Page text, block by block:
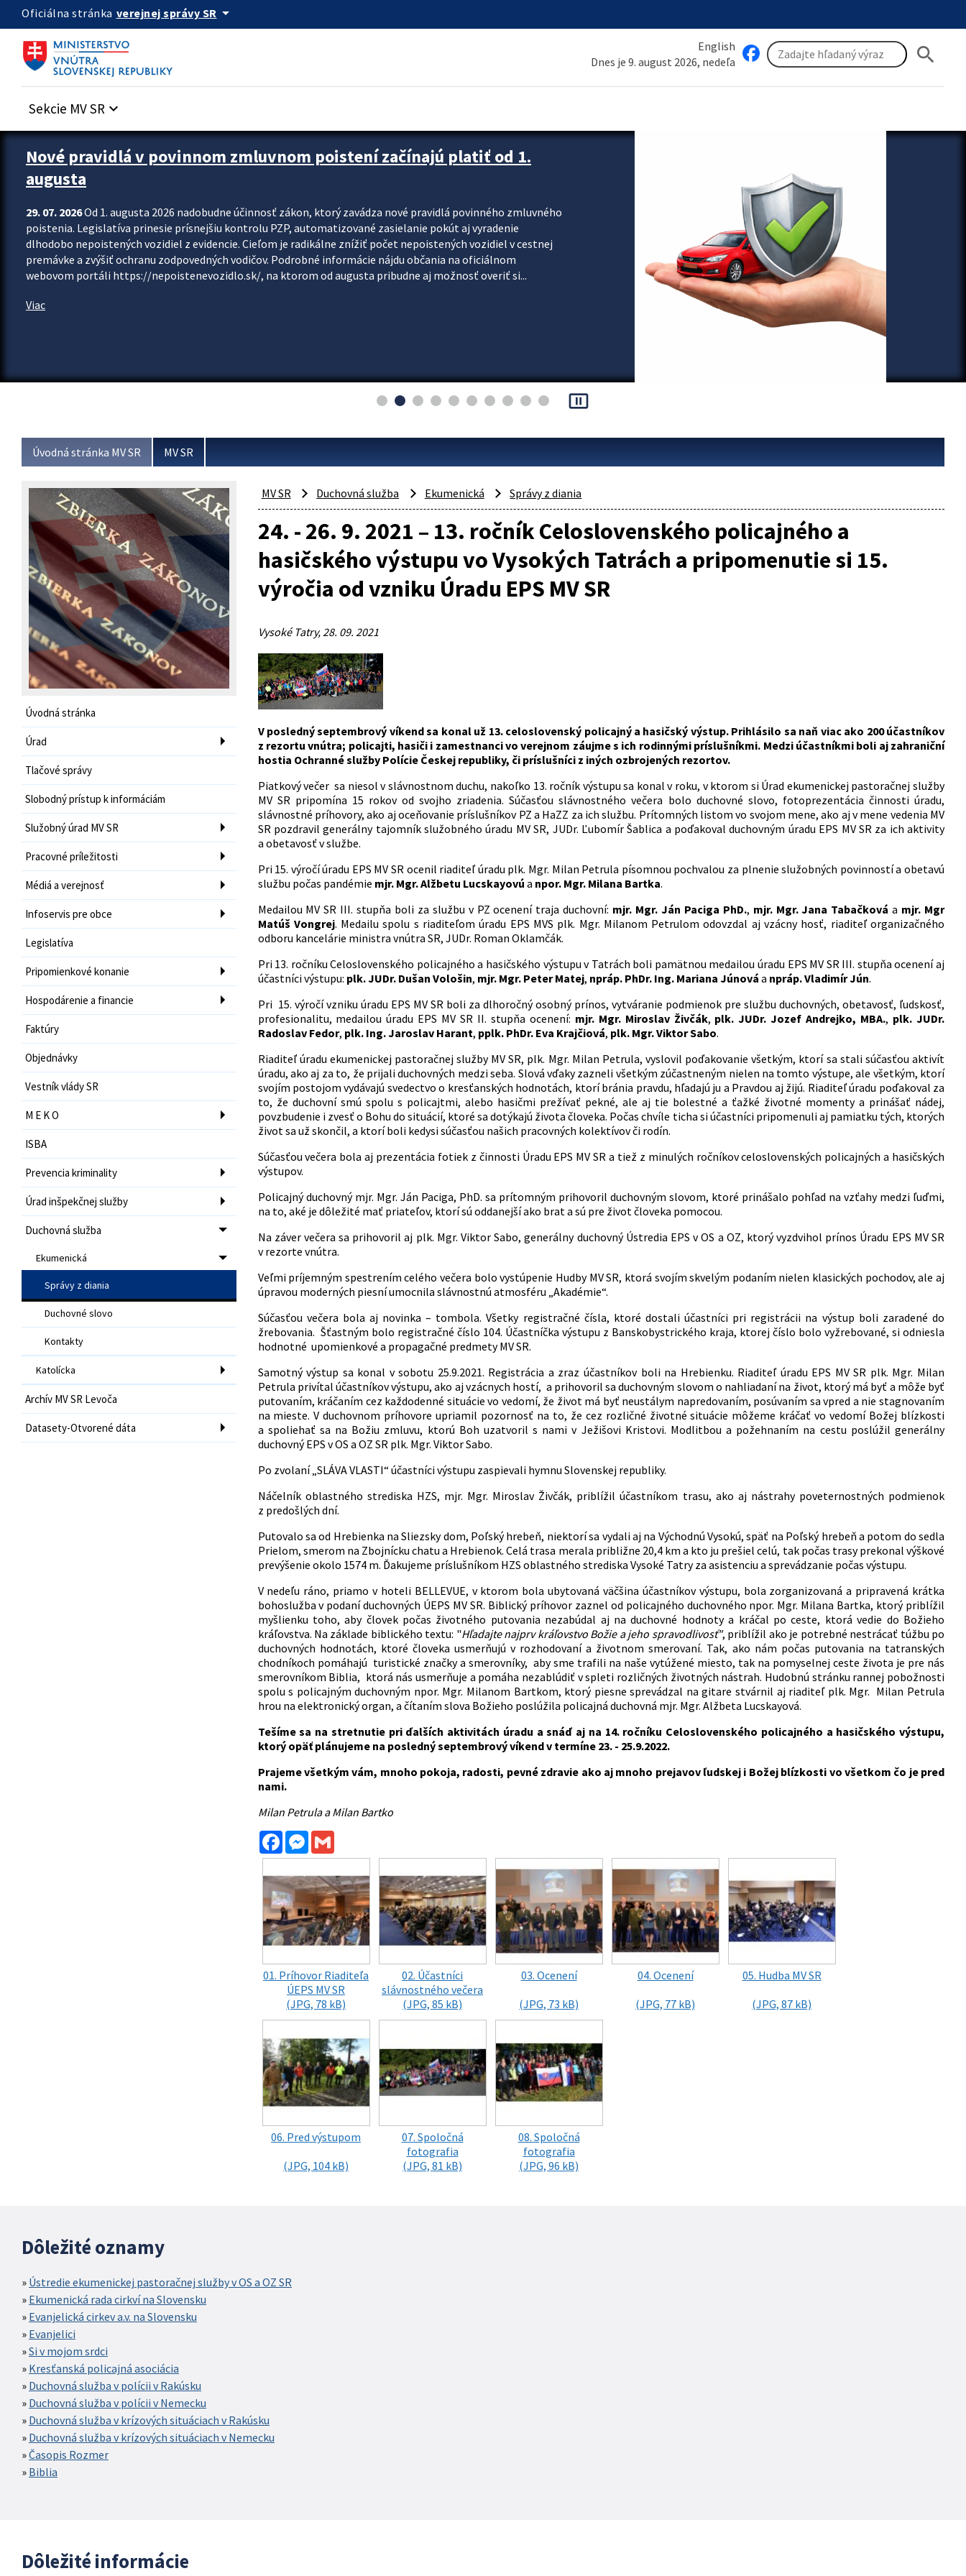
Preskocit na hlavný obsah
Oficiálna stránka verejnej správy SR arrow_drop_down
English
Dnes je 9. august 2026, nedeľa
search
Sekcie MV SR keyboard_arrow_down
Zastavit automatický posun upútavok
Nové pravidlá v povinnom zmluvnom poistení začínajú platiť od 1.
augusta
29. 07. 2026Od 1. augusta 2026 nadobudne účinnosť zákon, ktorý zavádza nové pravidlá povinného zmluvného
poistenia. Legislatíva prinesie prísnejšiu kontrolu PZP, automatizované zasielanie pokút aj vyradenie
dlhodobo nepoistených vozidiel z evidencie. Cieľom je radikálne znížiť počet nepoistených vozidiel v cestnej
premávke a zvýšiť ochranu zodpovedných vodičov. Podrobné informácie nájdu občania na oficiálnom
webovom portáli https://nepoistenevozidlo.sk/, na ktorom od augusta pribudne aj možnosť overiť si...
Viac
pause_presentation
Úvodná stránka MV SR MV SR
Úvodná stránka
Úrad
Tlačové správy
Slobodný prístup k informáciám
Služobný úrad MV SR
Pracovné príležitosti
Médiá a verejnosť
Infoservis pre obce
Legislatíva
Pripomienkové konanie
Hospodárenie a financie
Faktúry
Objednávky
Vestník vlády SR
M E K O
ISBA
Prevencia kriminality
Úrad inšpekčnej služby
Duchovná služba
Ekumenická
Správy z diania
Duchovné slovo
Kontakty
Katolícka
Archív MV SR Levoča
Datasety-Otvorené dáta
MV SR Duchovná služba Ekumenická Správy z diania
24. - 26. 9. 2021 – 13. ročník Celoslovenského policajného a
hasičského výstupu vo Vysokých Tatrách a pripomenutie si 15.
výročia od vzniku Úradu EPS MV SR
Vysoké Tatry, 28. 09. 2021
V posledný septembrový víkend sa konal už 13. celoslovenský policajný a hasičský výstup. Prihlásilo sa naň viac ako 200 účastníkov
z rezortu vnútra; policajti, hasiči i zamestnanci vo verejnom záujme s ich rodinnými príslušníkmi. Medzi účastníkmi boli aj zahraniční
hostia Ochranné služby Polície Českej republiky, či príslušníci z iných ozbrojených rezortov.
Piatkový večer sa niesol v slávnostnom duchu, nakoľko 13. ročník výstupu sa konal v roku, v ktorom si Úrad ekumenickej pastoračnej služby
MV SR pripomína 15 rokov od svojho zriadenia. Súčasťou slávnostného večera bolo duchovné slovo, fotoprezentácia činnosti úradu,
slávnostné príhovory, ako aj oceňovanie príslušníkov PZ a HaZZ za ich službu. Prítomných listom vo svojom mene, ako aj v mene vedenia MV
SR pozdravil generálny tajomník služobného úradu MV SR, JUDr. Ľubomír Šablica a poďakoval duchovným úradu EPS MV SR za ich aktivity
a obetavosť v službe.
Pri 15. výročí úradu EPS MV SR ocenil riaditeľ úradu plk. Mgr. Milan Petrula písomnou pochvalou za plnenie služobných povinností a obetavú
službu počas pandémie mjr. Mgr. Alžbetu Lucskayovú a npor. Mgr. Milana Bartka.
Medailou MV SR III. stupňa boli za službu v PZ ocenení traja duchovní: mjr. Mgr. Ján Paciga PhD., mjr. Mgr. Jana Tabačková a mjr. Mgr
Matúš Vongrej. Medailu spolu s riaditeľom úradu EPS MVS plk. Mgr. Milanom Petrulom odovzdal aj vzácny hosť, riaditeľ organizačného
odboru kancelárie ministra vnútra SR, JUDr. Roman Oklamčák.
Pri 13. ročníku Celoslovenského policajného a hasičského výstupu v Tatrách boli pamätnou medailou úradu EPS MV SR III. stupňa ocenení aj
účastníci výstupu: plk. JUDr. Dušan Vološin, mjr. Mgr. Peter Matej, npráp. PhDr. Ing. Mariana Júnová a npráp. Vladimír Jún.
Pri 15. výročí vzniku úradu EPS MV SR boli za dlhoročný osobný prínos, vytváranie podmienok pre službu duchovných, obetavosť, ľudskosť,
profesionalitu, medailou úradu EPS MV SR II. stupňa ocenení: mjr. Mgr. Miroslav Živčák, plk. JUDr. Jozef Andrejko, MBA., plk. JUDr.
Radoslav Fedor, plk. Ing. Jaroslav Harant, pplk. PhDr. Eva Krajčiová, plk. Mgr. Viktor Sabo.
Riaditeľ úradu ekumenickej pastoračnej služby MV SR, plk. Mgr. Milan Petrula, vyslovil poďakovanie všetkým, ktorí sa stali súčasťou aktivít
úradu, ako aj za to, že prijali duchovných medzi seba. Slová vďaky zazneli všetkým zúčastneným nielen na tomto výstupe, ale všetkým, ktorí
svojím postojom vydávajú svedectvo o kresťanských hodnotách, ktorí bránia pravdu, hľadajú ju a Pravdou aj žijú. Riaditeľ úradu poďakoval za
to, že duchovní smú spolu s policajtmi, alebo hasičmi prežívať pekné, ale aj tie bolestné a ťažké životné momenty a prinášať nádej,
povzbudenie i zvesť o Bohu do situácií, ktoré sa dotýkajú života človeka. Počas chvíle ticha si účastníci pripomenuli aj pamiatku tých, ktorých
život sa už skončil, a ktorí boli kedysi súčasťou našich pracovných kolektívov či rodín.
Súčasťou večera bola aj prezentácia fotiek z činnosti Úradu EPS MV SR a tiež z minulých ročníkov celoslovenských policajných a hasičských
výstupov.
Policajný duchovný mjr. Mgr. Ján Paciga, PhD. sa prítomným prihovoril duchovným slovom, ktoré prinášalo pohľad na vzťahy medzi ľuďmi,
na to, aké je dôležité mať priateľov, ktorí sú oddanejší ako brat a sú pre život človeka pomocou.
Na záver večera sa prihovoril aj plk. Mgr. Viktor Sabo, generálny duchovný Ústredia EPS v OS a OZ, ktorý vyzdvihol prínos Úradu EPS MV SR
v rezorte vnútra.
Veľmi príjemným spestrením celého večera bolo vystúpenie Hudby MV SR, ktorá svojím skvelým podaním nielen klasických pochodov, ale aj
úpravou moderných piesní umocnila slávnostnú atmosféru „Akadémie“.
Súčasťou večera bola aj novinka – tombola. Všetky registračné čísla, ktoré dostali účastníci pri registrácii na výstup boli zaradené do
žrebovania. Šťastným bolo registračné číslo 104. Účastníčka výstupu z Banskobystrického kraja, ktorej číslo bolo vyžrebované, si odniesla
hodnotné upomienkové a propagačné predmety MV SR.
Samotný výstup sa konal v sobotu 25.9.2021. Registrácia a zraz účastníkov boli na Hrebienku. Riaditeľ úradu EPS MV SR plk. Mgr. Milan
Petrula privítal účastníkov výstupu, ako aj vzácnych hostí, a prihovoril sa duchovným slovom o nahliadaní na život, ktorý má byť a môže byť
putovaním, kráčaním cez každodenné situácie vo vedomí, že život má byť neustálym napredovaním, posúvaním sa vpred a nie stagnovaním
na mieste. V duchovnom príhovore upriamil pozornosť na to, že cez rozličné životné situácie môžeme kráčať vo vedomí Božej blízkosti
a spoliehať sa na Božiu zmluvu, ktorú Boh uzatvoril s nami v Ježišovi Kristovi. Modlitbou a požehnaním na cestu poslúžil generálny
duchovný EPS v OS a OZ SR plk. Mgr. Viktor Sabo.
Po zvolaní „SLÁVA VLASTI“ účastníci výstupu zaspievali hymnu Slovenskej republiky.
Náčelník oblastného strediska HZS, mjr. Mgr. Miroslav Živčák, priblížil účastníkom trasu, ako aj nástrahy poveternostných podmienok
z predošlých dní.
Putovalo sa od Hrebienka na Sliezsky dom, Poľský hrebeň, niektorí sa vydali aj na Východnú Vysokú, späť na Poľský hrebeň a potom do sedla
Prielom, smerom na Zbojnícku chatu a Hrebienok. Celá trasa merala približne 20,4 km a kto ju prešiel celú, tak počas trasy prekonal výškové
prevýšenie okolo 1574 m. Ďakujeme príslušníkom HZS oblastného strediska Vysoké Tatry za asistenciu a sprevádzanie počas výstupu.
V nedeľu ráno, priamo v hoteli BELLEVUE, v ktorom bola ubytovaná väčšina účastníkov výstupu, bola zorganizovaná a pripravená krátka
bohoslužba v podaní duchovných ÚEPS MV SR. Biblický príhovor zaznel od policajného duchovného npor. Mgr. Milana Bartka, ktorý priblížil
myšlienku toho, aby človek počas životného putovania nezabúdal aj na duchovné hodnoty a kráčal po ceste, ktorá vedie do Božieho
kráľovstva. Na základe biblického textu: "Hľadajte najprv kráľovstvo Božie a jeho spravodlivosť", priblížil ako je potrebné nestrácať túžbu po
duchovných hodnotách, ktoré človeka usmerňujú v rozhodovaní a životnom smerovaní. Tak, ako nám počas putovania na tatranských
chodníkoch pomáhajú turistické značky a smerovníky, aby sme trafili na naše vytúžené miesto, tak na pomyselnej ceste života je pre nás
smerovníkom Biblia, ktorá nás usmerňuje a pomáha nezablúdiť v spleti rozličných životných nástrah. Hudobnú stránku rannej pobožnosti
spolu s policajným duchovným npor. Mgr. Milanom Bartkom, ktorý piesne sprevádzal na gitare stvárnil aj riaditeľ plk. Mgr. Milan Petrula
hrou na elektronický organ, a čítaním slova Božieho poslúžila policajná duchovná mjr. Mgr. Alžbeta Lucskayová.
Tešíme sa na stretnutie pri ďalších aktivitách úradu a snáď aj na 14. ročníku Celoslovenského policajného a hasičského výstupu,
ktorý opäť plánujeme na posledný septembrový víkend v termíne 23. - 25.9.2022.
Prajeme všetkým vám, mnoho pokoja, radosti, pevné zdravie ako aj mnoho prejavov ľudskej i Božej blízkosti vo všetkom čo je pred
nami.
Milan Petrula a Milan Bartko
FacebookMessenger
Gmail
01. Príhovor Riaditeľa
ÚEPS MV SR
(JPG, 78 kB)
02. Účastníci
slávnostného večera
(JPG, 85 kB)
03. Ocenení
(JPG, 73 kB)
04. Ocenení
(JPG, 77 kB)
05. Hudba MV SR
(JPG, 87 kB)
06. Pred výstupom
(JPG, 104 kB)
07. Spoločná
fotografia
(JPG, 81 kB)
08. Spoločná
fotografia
(JPG, 96 kB)
Dôležité oznamy
Ústredie ekumenickej pastoračnej služby v OS a OZ SR
Ekumenická rada cirkví na Slovensku
Evanjelická cirkev a.v. na Slovensku
Evanjelici
Si v mojom srdci
Kresťanská policajná asociácia
Duchovná služba v polícii v Rakúsku
Duchovná služba v polícii v Nemecku
Duchovná služba v krízových situáciach v Rakúsku
Duchovná služba v krízových situáciach v Nemecku
Časopis Rozmer
Biblia
Dôležité informácie